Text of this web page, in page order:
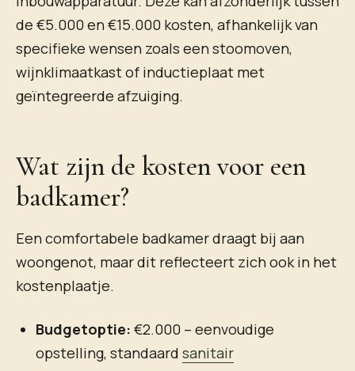
de €5.000 en €15.000 kosten, afhankelijk van
specifieke wensen zoals een stoomoven,
wijnklimaatkast of inductieplaat met
geïntegreerde afzuiging.
Wat zijn de kosten voor een
badkamer?
Een comfortabele badkamer draagt bij aan
woongenot, maar dit reflecteert zich ook in het
kostenplaatje.
Budgetoptie: €2.000 – eenvoudige
opstelling, standaardsanitair